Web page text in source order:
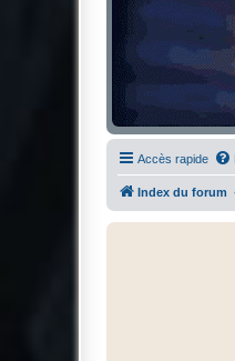
Accès rapide
Index du forum